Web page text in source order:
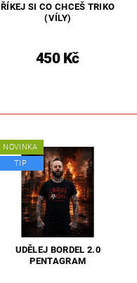
ŘÍKEJ SI CO CHCEŠ TRIKO
(VÍLY)
450 Kč
NOVINKA
TIP
UDĚLEJ BORDEL 2.0
PENTAGRAM